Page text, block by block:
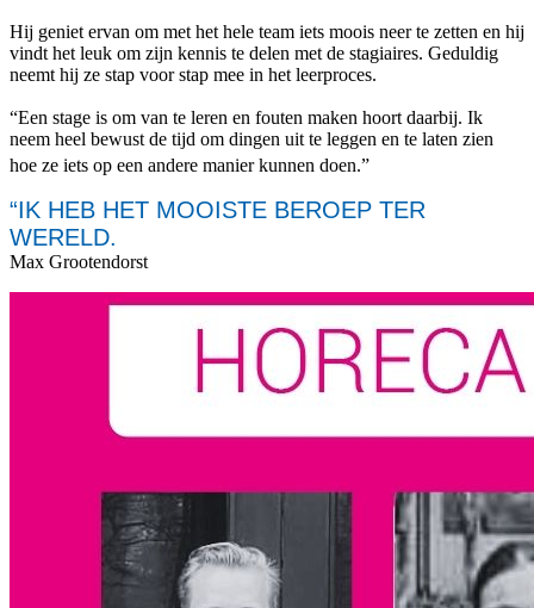
Hij geniet ervan om met het hele team iets moois neer te zetten en hij
vindt het leuk om zijn kennis te delen met de stagiaires. Geduldig
neemt hij ze stap voor stap mee in het leerproces.
“Een stage is om van te leren en fouten maken hoort daarbij. Ik
neem heel bewust de tijd om dingen uit te leggen en te laten zien
hoe ze iets op een andere manier kunnen doen.”
“IK HEB HET MOOISTE BEROEP TER
WERELD.
Max Grootendorst